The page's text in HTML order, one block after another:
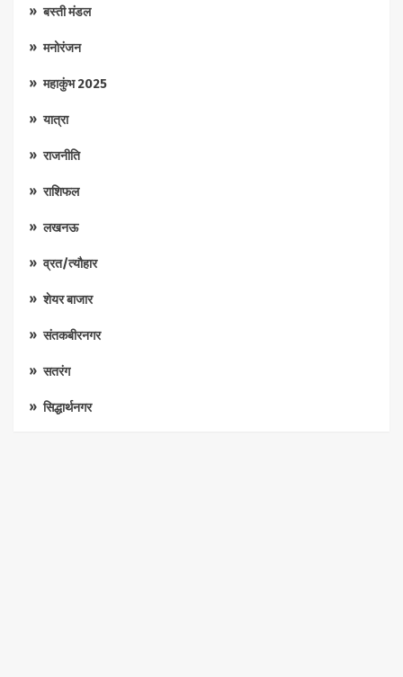
बस्ती मंडल
मनोरंजन
महाकुंभ 2025
यात्रा
राजनीति
राशिफल
लखनऊ
व्रत/त्यौहार
शेयर बाजार
संतकबीरनगर
सतरंग
सिद्धार्थनगर